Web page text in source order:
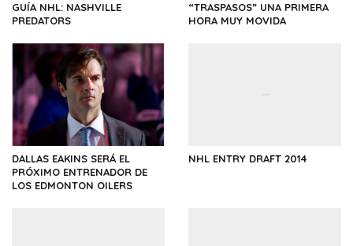
GUÍA NHL: NASHVILLE
PREDATORS
“TRASPASOS” UNA PRIMERA
HORA MUY MOVIDA
DALLAS EAKINS SERÁ EL
PRÓXIMO ENTRENADOR DE
LOS EDMONTON OILERS
NHL ENTRY DRAFT 2014